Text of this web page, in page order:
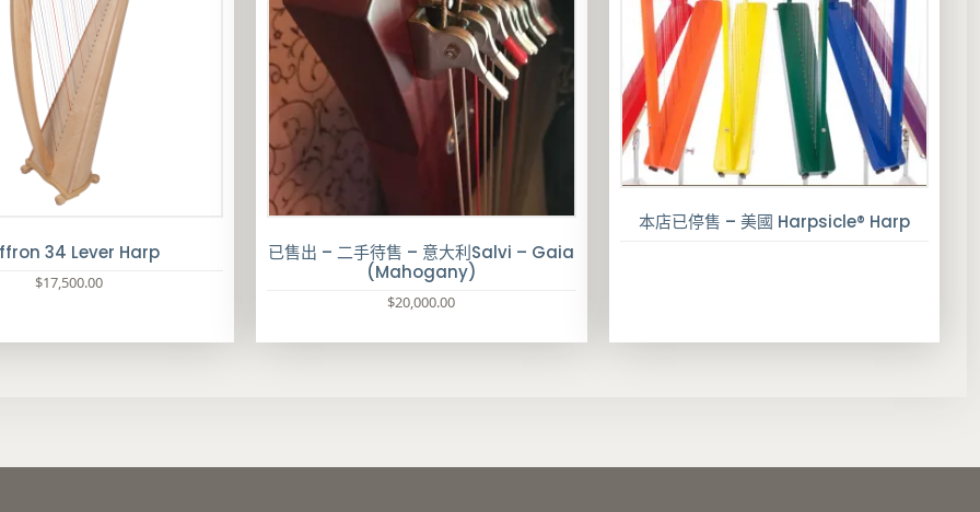
34 Lever Harp
$17,500.00
式
已售出 – 二手待售 – 意大利Salvi – Gaia
(Mahogany)
$20,000.00
本店已停售 – 美國 Harpsicle® Harp